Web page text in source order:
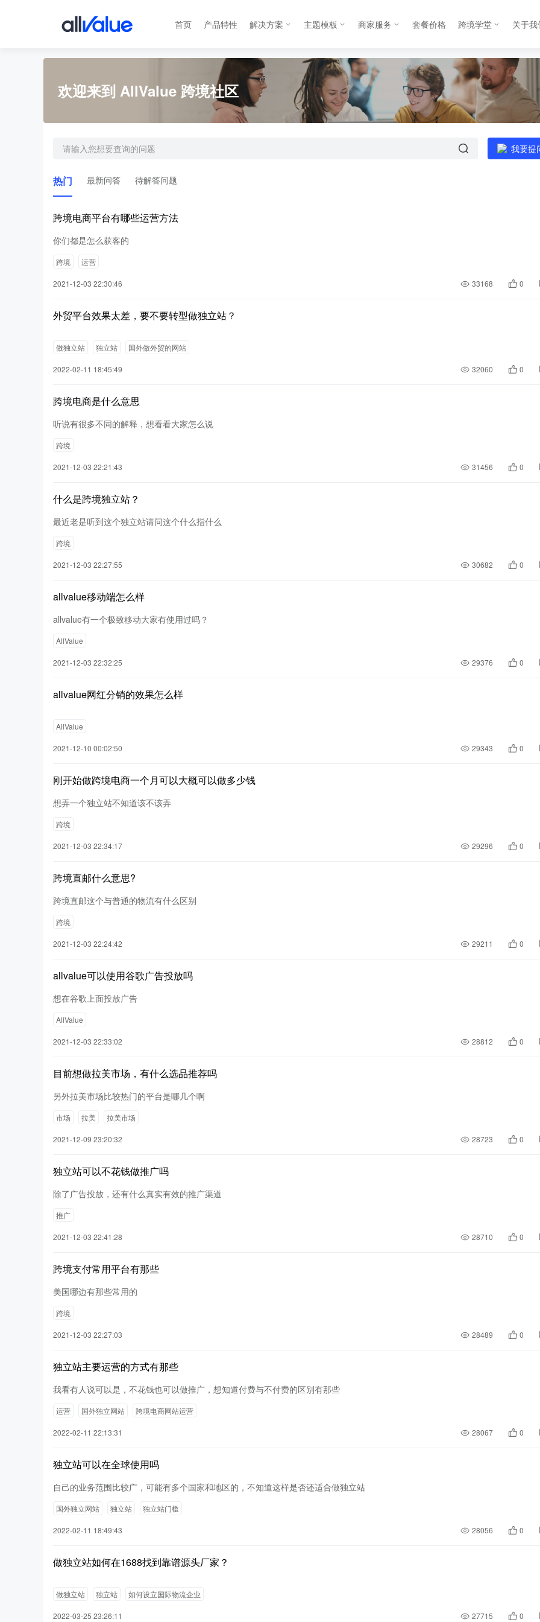
首页 产品特性 解决方案 主题模板 商家服务 套餐价格 跨境学堂 关于我
欢迎来到 AllValue 跨境社区
我要提
热门 最新问答 待解答问题
跨境电商平台有哪些运营方法
你们都是怎么获客的
跨境 运营
2021-12-03 22:30:46 33168 0
外贸平台效果太差，要不要转型做独立站？
做独立站 独立站 国外做外贸的网站
2022-02-11 18:45:49 32060 0
跨境电商是什么意思
听说有很多不同的解释，想看看大家怎么说
跨境
2021-12-03 22:21:43 31456 0
什么是跨境独立站？
最近老是听到这个独立站请问这个什么指什么
跨境
2021-12-03 22:27:55 30682 0
allvalue移动端怎么样
allvalue有一个极致移动大家有使用过吗？
AllValue
2021-12-03 22:32:25 29376 0
allvalue网红分销的效果怎么样
AllValue
2021-12-10 00:02:50 29343 0
刚开始做跨境电商一个月可以大概可以做多少钱
想弄一个独立站不知道该不该弄
跨境
2021-12-03 22:34:17 29296 0
跨境直邮什么意思?
跨境直邮这个与普通的物流有什么区别
跨境
2021-12-03 22:24:42 29211 0
allvalue可以使用谷歌广告投放吗
想在谷歌上面投放广告
AllValue
2021-12-03 22:33:02 28812 0
目前想做拉美市场，有什么选品推荐吗
另外拉美市场比较热门的平台是哪几个啊
市场 拉美 拉美市场
2021-12-09 23:20:32 28723 0
独立站可以不花钱做推广吗
除了广告投放，还有什么真实有效的推广渠道
推广
2021-12-03 22:41:28 28710 0
跨境支付常用平台有那些
美国哪边有那些常用的
跨境
2021-12-03 22:27:03 28489 0
独立站主要运营的方式有那些
我看有人说可以是，不花钱也可以做推广，想知道付费与不付费的区别有那些
运营 国外独立网站 跨境电商网站运营
2022-02-11 22:13:31 28067 0
独立站可以在全球使用吗
自己的业务范围比较广，可能有多个国家和地区的，不知道这样是否还适合做独立站
国外独立网站 独立站 独立站门槛
2022-02-11 18:49:43 28056 0
做独立站如何在1688找到靠谱源头厂家？
做独立站 独立站 如何设立国际物流企业
2022-03-25 23:26:11 27715 0